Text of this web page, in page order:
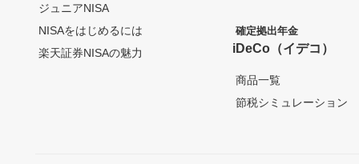
ジュニアNISA
NISAをはじめるには
楽天証券NISAの魅力
確定拠出年金
iDeCo（イデコ）
商品一覧
節税シミュレーション